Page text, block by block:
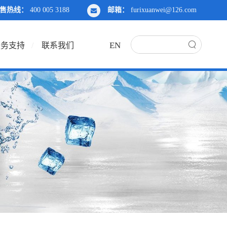
邮箱： furixuanwei@126.com
热线： 400 005 3188
EN
支持 联系我们